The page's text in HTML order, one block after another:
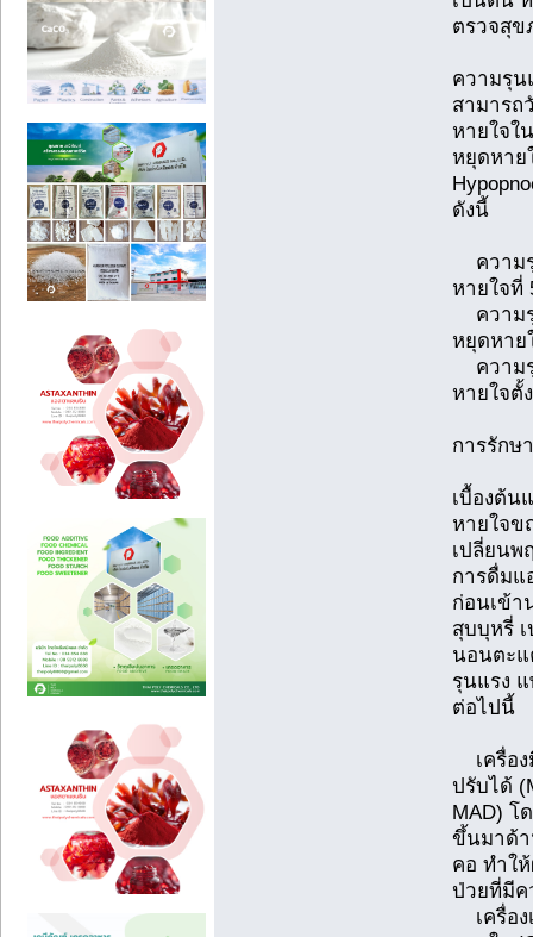
ตรวจสุข
ความรุน
สามารถ
หายใจใ
หยุดหาย
ดังนี้
ความรุ
หายใจที่
ความรุ
หยุดหาย
ความรุ
หายใจตั้
การรักษ
เบื้องต้น
หายใจข
เปลี่ยนพ
การดื่มแ
ก่อนเข้า
สุบบุหรี่
นอนตะแ
รุนแรง
ต่อไปนี้
เครื่อง
ปรับได้
MAD) โ
ขึ้นมาด้า
คอ ทำใ
ป่วยที่มีค
เครื่อง